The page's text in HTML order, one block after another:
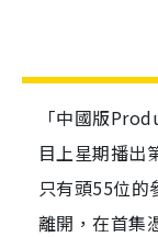
「中國版
目上星期播出
只有頭55位的
離開，在首集